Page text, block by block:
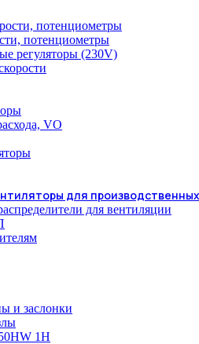
потенциометры
для
для вентиляции
и заслонки